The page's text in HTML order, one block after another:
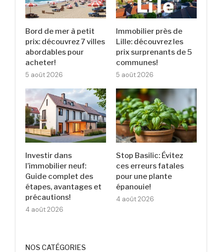
Bord de mer à petit
prix: découvrez 7 villes
abordables pour
acheter!
5 août 2026
Immobilier près de
Lille: découvrez les
prix surprenants de 5
communes!
5 août 2026
Investir dans
l’immobilier neuf:
Guide complet des
étapes, avantages et
précautions!
4 août 2026
Stop Basilic: Évitez
ces erreurs fatales
pour une plante
épanouie!
4 août 2026
NOS CATÉGORIES